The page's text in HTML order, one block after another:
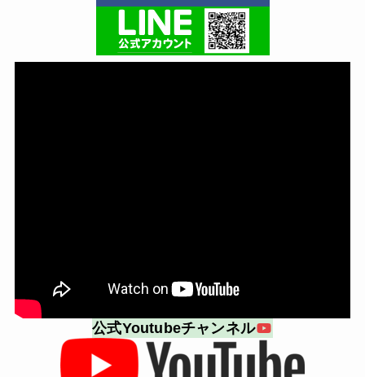
公式Youtubeチャンネル